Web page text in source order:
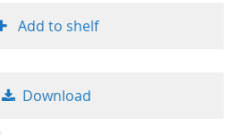
Add to shelf
Download